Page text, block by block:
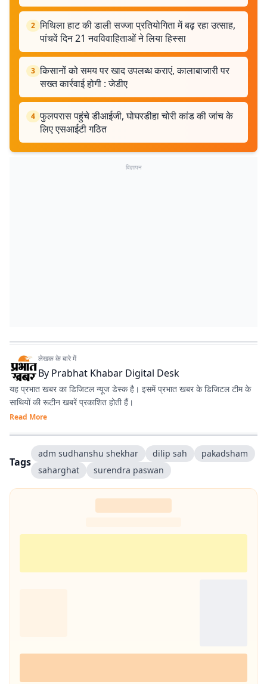
2 मिथिला हाट की डाली सज्जा प्रतियोगिता में बढ़ रहा उत्साह,
पांचवें दिन 21 नवविवाहिताओं ने लिया हिस्सा
3 किसानों को समय पर खाद उपलब्ध कराएं, कालाबाजारी पर
सख्त कार्रवाई होगी : जेडीए
4 फुलपरास पहुंचे डीआईजी, घोघरडीहा चोरी कांड की जांच के
लिए एसआईटी गठित
विज्ञापन
लेखक के बारे में
By Prabhat Khabar Digital Desk
यह प्रभात खबर का डिजिटल न्यूज डेस्क है। इसमें प्रभात खबर के डिजिटल टीम के
साथियों की रूटीन खबरें प्रकाशित होती हैं।
Read More
Tags
adm sudhanshu shekhar dilip sah
pakadsham
saharghat
surendra paswan